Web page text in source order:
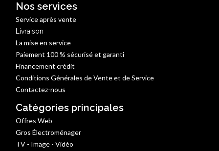
Nos services
Service après vente
Livraison
La mise en service
Paiement 100 % sécurisé et garanti
Financement crédit
Conditions Générales de Vente et de Service
Contactez-nous
Catégories principales
Offres Web
Gros Électroménager
TV - Image - Vidéo